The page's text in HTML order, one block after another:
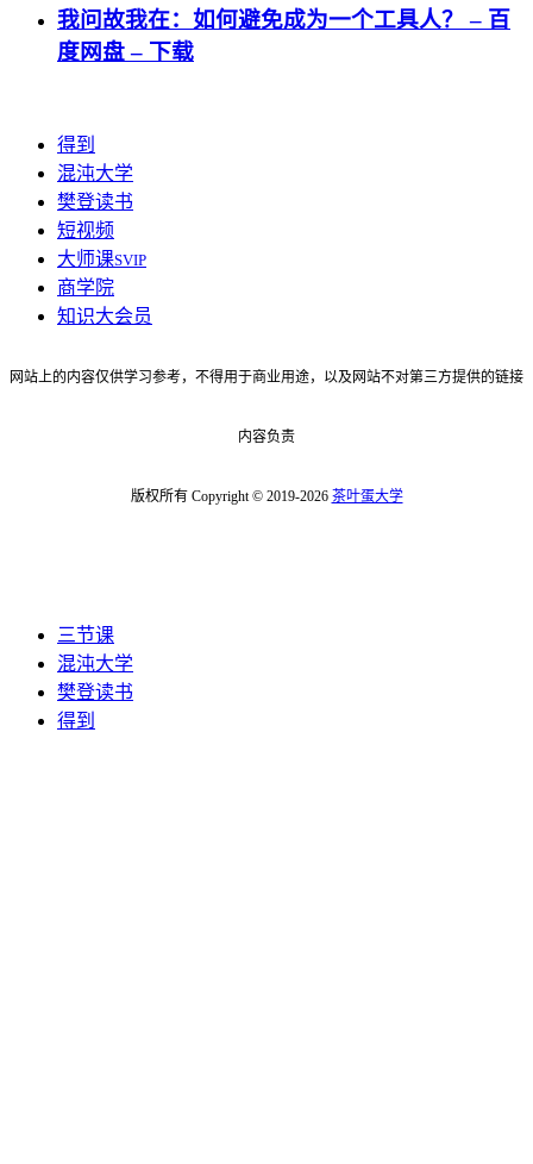
我问故我在：如何避免成为一个工具人？ – 百
度网盘 – 下载
得到
混沌大学
樊登读书
短视频
大师课SVIP
商学院
知识大会员
网站上的内容仅供学习参考，不得用于商业用途，以及网站不对第三方提供的链接
内容负责
版权所有 Copyright © 2019-2026 茶叶蛋大学
三节课
混沌大学
樊登读书
得到